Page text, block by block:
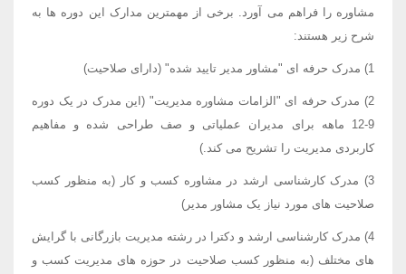
مشاوره را فراهم می آورد. برخی از مهمترین مدارک این دوره ها به
شرح زیر هستند:
1) مدرک حرفه ای "مشاور مدیر تایید شده" (دارای صلاحیت)
2) مدرک حرفه ای "الزامات مشاوره مدیریت" (این مدرک در یک دوره
9-12 ماهه برای مدیران عملیاتی و صف طراحی شده و مفاهیم
کاربردی مدیریت را تشریح می کند.)
3) مدرک کارشناسی ارشد در مشاوره کسب و کار (به منظور کسب
صلاحیت های مورد نیاز یک مشاور مدیر)
4) مدرک کارشناسی ارشد و دکترا در رشته مدیریت بازرگانی با گرایش
های مختلف (به منظور کسب صلاحیت در حوزه های مدیریت کسب و